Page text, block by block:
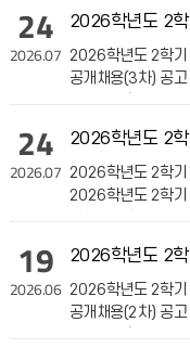
2026학년도 2학기
공개채용(3차) 공
2026.07
24
2026학년도 2
2026학년도 2학기
2026학년도 2학기
2026.07
24
2026학년도 2학기
공개채용(2차) 공
2026.06
19